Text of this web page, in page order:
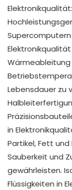
Wärmeableitung
Lebensdauer zu
in
Partikel, Fett
Sauberkeit und
gewährleisten.
Flüssigkeiten in